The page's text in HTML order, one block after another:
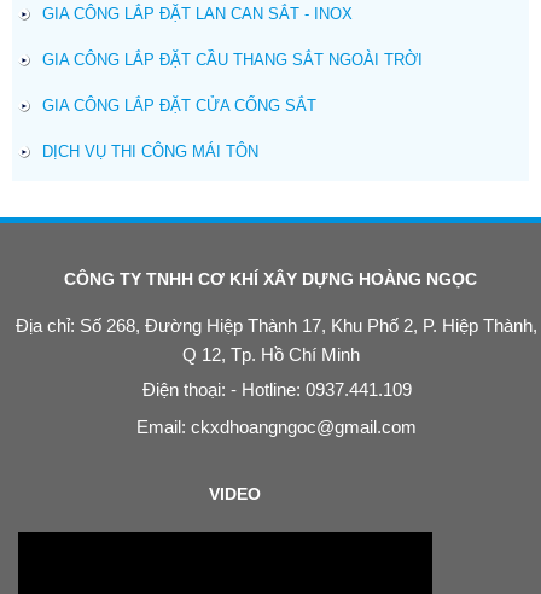
GIA CÔNG LẮP ĐẶT LAN CAN SẮT - INOX
GIA CÔNG LẮP ĐẶT CẦU THANG SẮT NGOÀI TRỜI
GIA CÔNG LẮP ĐẶT CỬA CỔNG SẮT
DỊCH VỤ THI CÔNG MÁI TÔN
CÔNG TY TNHH CƠ KHÍ XÂY DỰNG HOÀNG NGỌC
Địa chỉ: Số 268, Đường Hiệp Thành 17, Khu Phố 2, P. Hiệp Thành,
Q 12, Tp. Hồ Chí Minh
Điện thoại: - Hotline: 0937.441.109
Email: ckxdhoangngoc@gmail.com
VIDEO